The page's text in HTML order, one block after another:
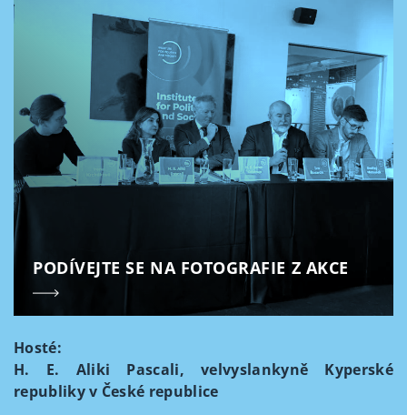
PODÍVEJTE SE NA FOTOGRAFIE Z AKCE
Hosté:
H. E. Aliki Pascali, velvyslankyně Kyperské
republiky v České republice